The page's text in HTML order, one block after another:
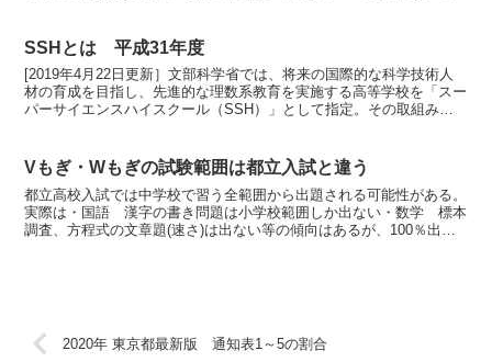
SSHとは 平成31年度
[2019年4月22日更新］文部科学省では、将来の国際的な科学技術人
材の育成を目指し、先進的な理数系教育を実施する高等学校を「スー
パーサイエンスハイスクール（SSH）」として指定。その取組みを
Vもぎ・Wもぎの試験範囲は都立入試と違う
都立高校入試では中学校で習う全範囲から出題される可能性がある。
実際は・国語 漢字の書き問題は小学校範囲しか出ない・数学 標本
調査、方程式の文章題(速さ)は出ない等の傾向はあるが、100％出な
2020年 東京都最新版 通知表1～5の割合